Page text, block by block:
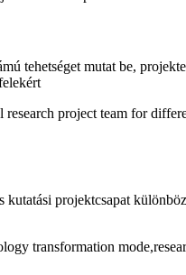
tehetséget mutat be,
kutatási projektcsapat